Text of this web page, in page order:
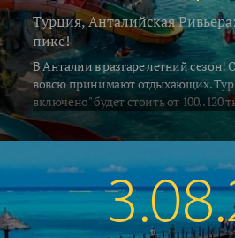
Турция, Анталийская
пике!
В Анталии в разгаре летний сезон!
вовсю принимают отдыхающих. Тур
включено" будет стоить от 100..120
за неделю, включая перелёт и
воздух в это время прогревается до
южных регионах Алании и Сиде
градус прохладнее... Поехали на